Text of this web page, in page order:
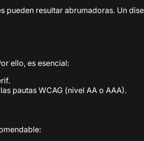
resultar abrumadoras. Un
ello, es esencial:
pautas WCAG (nivel AA o AAA).